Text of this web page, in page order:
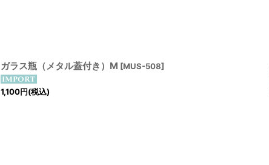
ガラス瓶（メタル蓋付き）M [MUS-508]
1,100円(税込)